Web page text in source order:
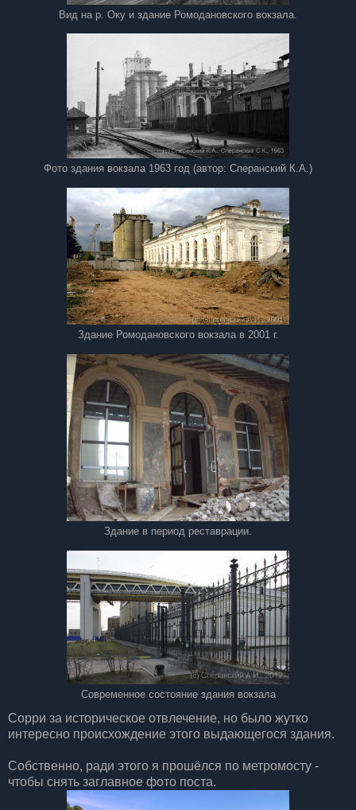
Вид на р. Оку и здание Ромодановского вокзала.
Фото здания вокзала 1963 год (автор: Сперанский К.А.)
Здание Ромодановского вокзала в 2001 г.
Здание в период реставрации.
Современное состояние здания вокзала
Сорри за историческое отвлечение, но было жутко
интересно происхождение этого выдающегося здания.
Собственно, ради этого я прошёлся по метромосту -
чтобы снять заглавное фото поста.